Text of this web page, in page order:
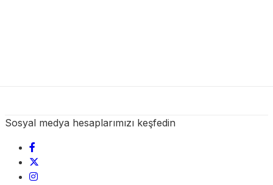
Sosyal medya hesaplarımızı keşfedin